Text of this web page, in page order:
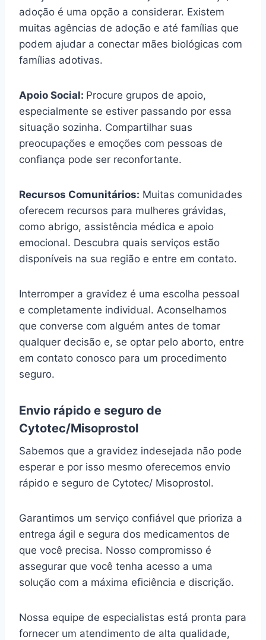
adoção é uma opção a considerar. Existem
muitas agências de adoção e até famílias que
podem ajudar a conectar mães biológicas com
famílias adotivas.
Apoio Social: Procure grupos de apoio,
especialmente se estiver passando por essa
situação sozinha. Compartilhar suas
preocupações e emoções com pessoas de
confiança pode ser reconfortante.
Recursos Comunitários: Muitas comunidades
oferecem recursos para mulheres grávidas,
como abrigo, assistência médica e apoio
emocional. Descubra quais serviços estão
disponíveis na sua região e entre em contato.
Interromper a gravidez é uma escolha pessoal
e completamente individual. Aconselhamos
que converse com alguém antes de tomar
qualquer decisão e, se optar pelo aborto, entre
em contato conosco para um procedimento
seguro.
Envio rápido e seguro de
Cytotec/Misoprostol
Sabemos que a gravidez indesejada não pode
esperar e por isso mesmo oferecemos envio
rápido e seguro de Cytotec/ Misoprostol.
Garantimos um serviço confiável que prioriza a
entrega ágil e segura dos medicamentos de
que você precisa. Nosso compromisso é
assegurar que você tenha acesso a uma
solução com a máxima eficiência e discrição.
Nossa equipe de especialistas está pronta para
fornecer um atendimento de alta qualidade,